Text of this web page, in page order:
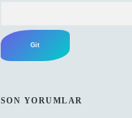
SON YORUMLAR